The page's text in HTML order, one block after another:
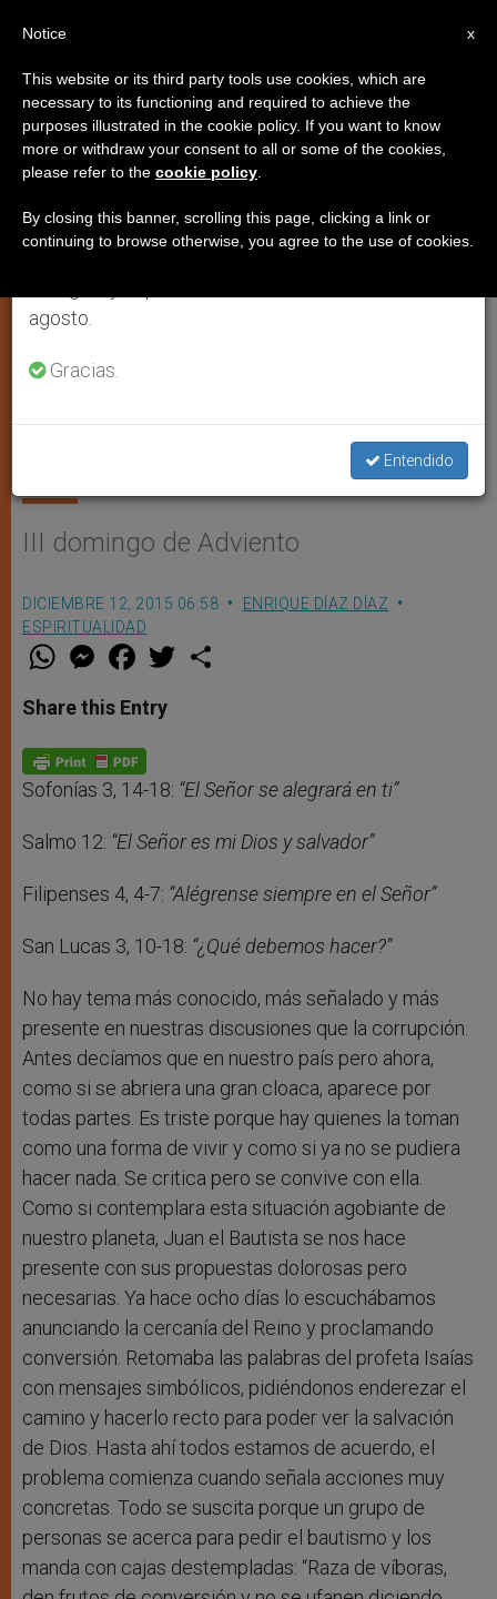
ESPIRITUALIDAD
III domingo de Adviento
DICIEMBRE 12, 2015 06:58
ENRIQUE DÍAZ DÍAZ
ESPIRITUALIDAD
W
t
s
p
p
M
e
s
e
g
e
r
F
a
e
b
o
k
w
Share this Entry
Sofonías 3, 14-18: “El Señor se alegrará en ti”
Salmo 12: “El Señor es mi Dios y salvador”
Filipenses 4, 4-7: “Alégrense siempre en el Señor”
San Lucas 3, 10-18: “¿Qué debemos hacer?”
No hay tema más conocido, más señalado y más
presente en nuestras discusiones que la corrupción.
Antes decíamos que en nuestro país pero ahora,
como si se abriera una gran cloaca, aparece por
todas partes. Es triste porque hay quienes la toman
como una forma de vivir y como si ya no se pudiera
hacer nada. Se critica pero se convive con ella.
Como si contemplara esta situación agobiante de
nuestro planeta, Juan el Bautista se nos hace
presente con sus propuestas dolorosas pero
necesarias. Ya hace ocho días lo escuchábamos
anunciando la cercanía del Reino y proclamando
conversión. Retomaba las palabras del profeta Isaías
con mensajes simbólicos, pidiéndonos enderezar el
camino y hacerlo recto para poder ver la salvación
de Dios. Hasta ahí todos estamos de acuerdo, el
problema comienza cuando señala acciones muy
concretas. Todo se suscita porque un grupo de
personas se acerca para pedir el bautismo y los
manda con cajas destempladas: “Raza de víboras,
×
Aviso importante
Del 27 de julio al 7 de agosto haremos la pausa
anual, aprovechando que en el periodo de verano
se generan menos informaciones y también el
agosto.
Gracias.
Entendido
x
Notice
This website or its third party tools use cookies, which are
necessary to its functioning and required to achieve the
purposes illustrated in the cookie policy. If you want to know
more or withdraw your consent to all or some of the cookies,
please refer to the cookie policy
By closing this banner, scrolling this page, clicking a link or
continuing to browse otherwise, you agree to the use of cookies.